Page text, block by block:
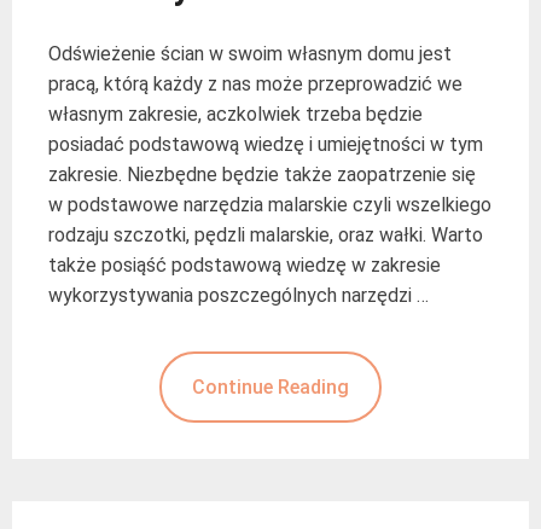
Odświeżenie ścian w swoim własnym domu jest
pracą, którą każdy z nas może przeprowadzić we
własnym zakresie, aczkolwiek trzeba będzie
posiadać podstawową wiedzę i umiejętności w tym
zakresie. Niezbędne będzie także zaopatrzenie się
w podstawowe narzędzia malarskie czyli wszelkiego
rodzaju szczotki, pędzli malarskie, oraz wałki. Warto
także posiąść podstawową wiedzę w zakresie
wykorzystywania poszczególnych narzędzi …
Continue Reading